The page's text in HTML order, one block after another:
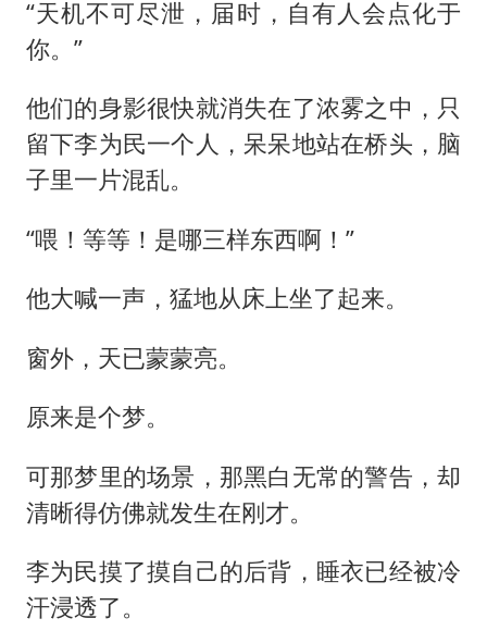
“天机不可尽泄，届时，自有人会点化于
你。”
他们的身影很快就消失在了浓雾之中，只
留下李为民一个人，呆呆地站在桥头，脑
子里一片混乱。
“喂！等等！是哪三样东西啊！”
他大喊一声，猛地从床上坐了起来。
窗外，天已蒙蒙亮。
原来是个梦。
可那梦里的场景，那黑白无常的警告，却
清晰得仿佛就发生在刚才。
李为民摸了摸自己的后背，睡衣已经被冷
汗浸透了。